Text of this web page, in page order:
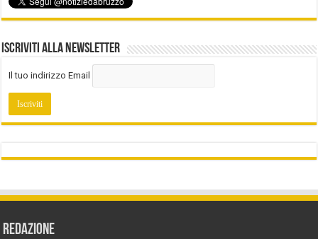
Iscriviti alla Newsletter
Il tuo indirizzo Email
REDAZIONE